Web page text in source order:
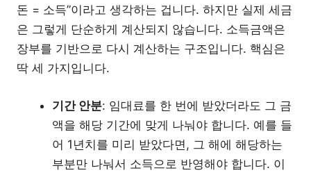
돈 = 소득”이라고 생각하는 겁니다. 하지만 실제 세금
은 그렇게 단순하게 계산되지 않습니다. 소득금액은
장부를 기반으로 다시 계산하는 구조입니다. 핵심은
딱 세 가지입니다.
기간 안분: 임대료를 한 번에 받았더라도 그 금
액을 해당 기간에 맞게 나눠야 합니다. 예를 들
어 1년치를 미리 받았다면, 그 해에 해당하는
부분만 나눠서 소득으로 반영해야 합니다. 이